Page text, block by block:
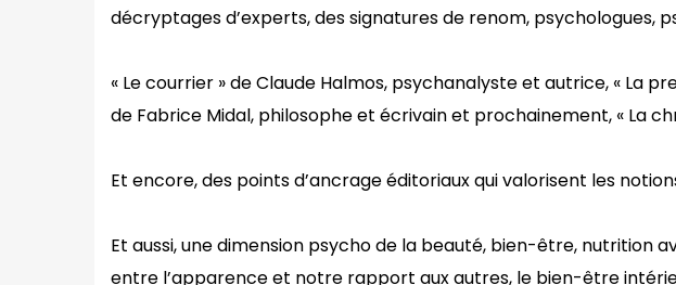
décryptages d’experts, des signatures de renom, psychologues,
« Le courrier » de Claude Halmos, psychanalyste et autrice, « La
de Fabrice Midal, philosophe et écrivain et prochainement, « La
Et encore, des points d’ancrage éditoriaux qui valorisent les
Et aussi, une dimension psycho de la beauté, bien-être, nutrition
entre l’apparence et notre rapport aux autres, le bien-être